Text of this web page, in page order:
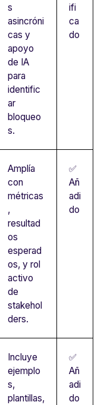
s
asincróni
cas y
apoyo
de IA
para
identific
ar
bloqueo
s.
ifi
ca
do
Amplía
con
métricas
,
resultad
os
esperad
os, y rol
activo
de
stakehol
ders.
✅
Añ
adi
do
Incluye
ejemplo
s,
plantillas,
✅
Añ
adi
do